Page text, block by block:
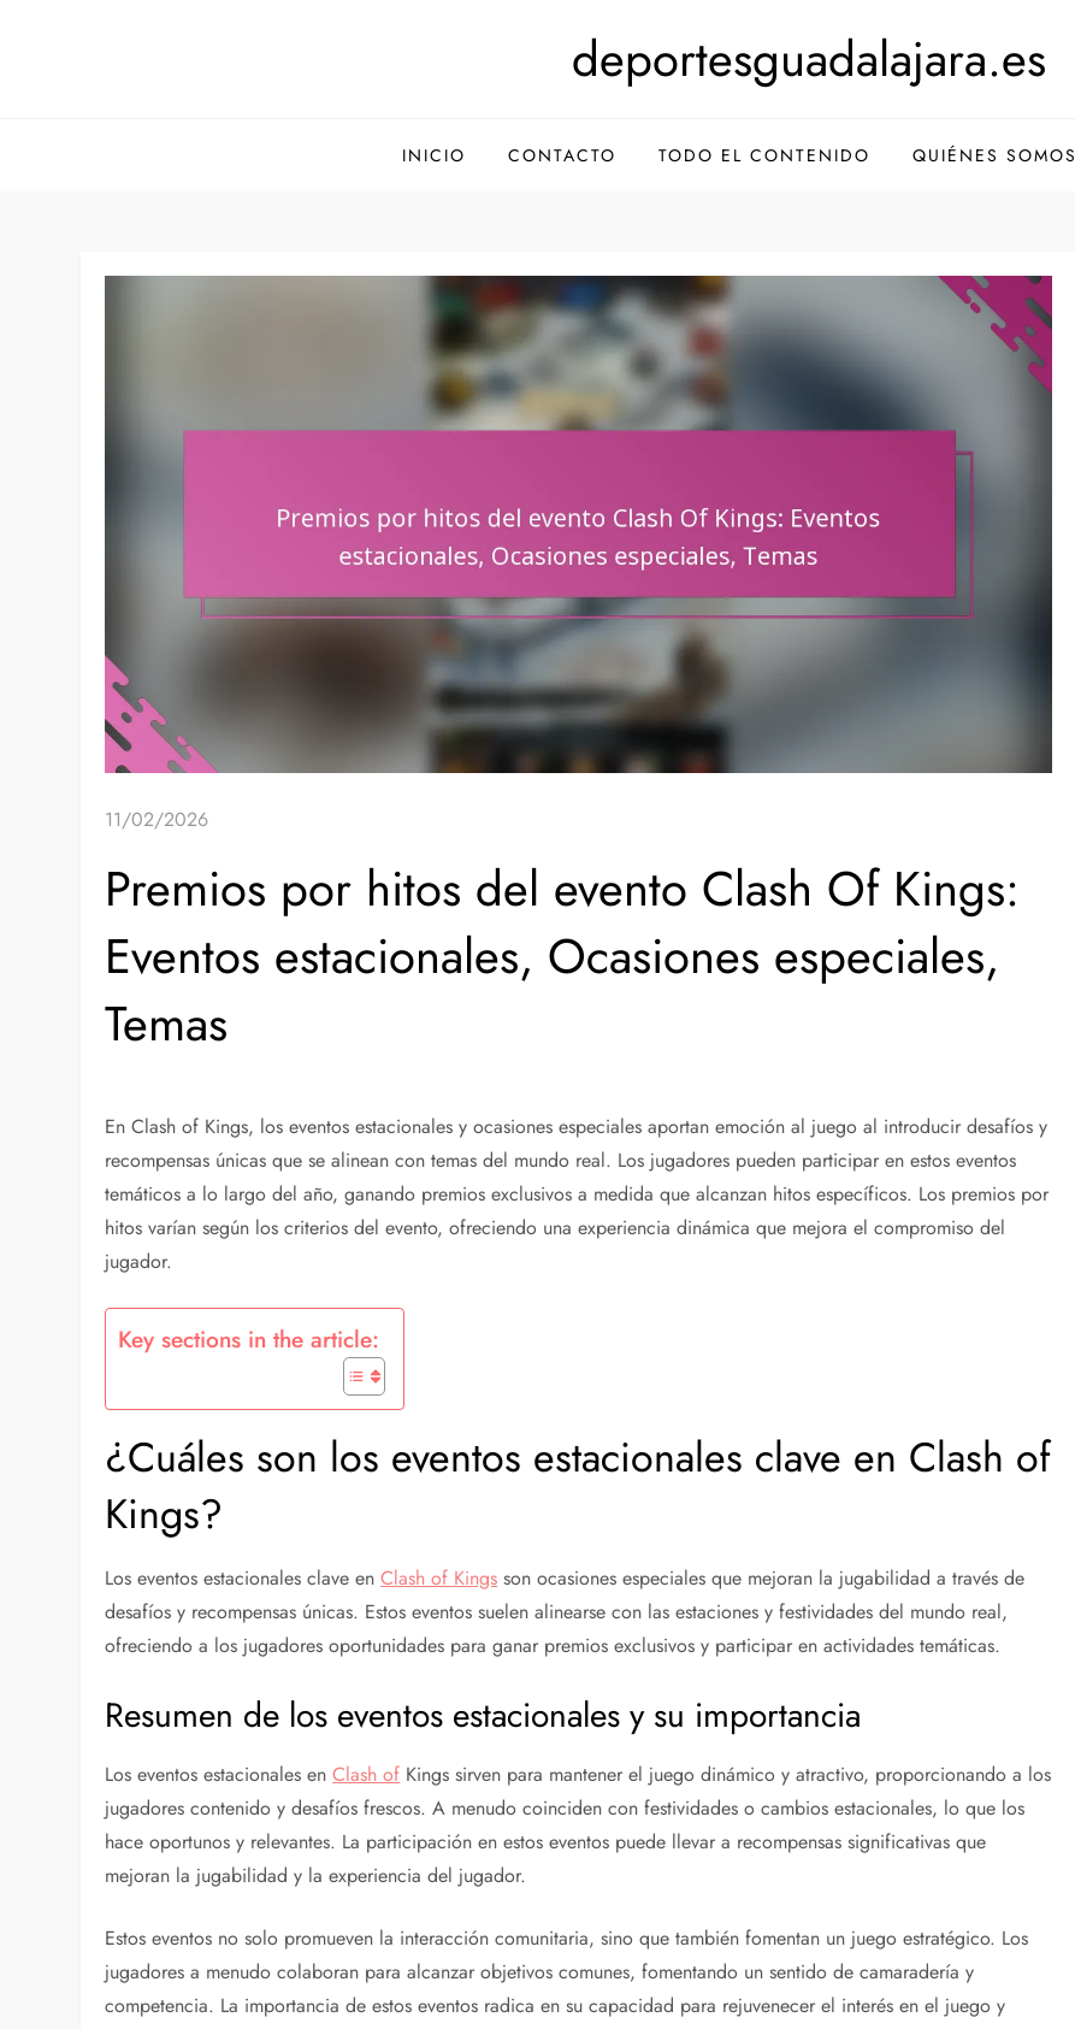
deportesguadalajara.es
INICIO CONTACTO TODO EL CONTENIDO QUIÉNES SOMOS
11/02/2026
Premios por hitos del evento Clash Of Kings:
Eventos estacionales, Ocasiones especiales,
Temas
En Clash of Kings, los eventos estacionales y ocasiones especiales aportan emoción al juego al introducir desafíos y
recompensas únicas que se alinean con temas del mundo real. Los jugadores pueden participar en estos eventos
temáticos a lo largo del año, ganando premios exclusivos a medida que alcanzan hitos específicos. Los premios por
hitos varían según los criterios del evento, ofreciendo una experiencia dinámica que mejora el compromiso del
jugador.
Key sections in the article:
¿Cuáles son los eventos estacionales clave en Clash of
Kings?
Los eventos estacionales clave enClash of Kings son ocasiones especiales que mejoran la jugabilidad a través de
desafíos y recompensas únicas. Estos eventos suelen alinearse con las estaciones y festividades del mundo real,
ofreciendo a los jugadores oportunidades para ganar premios exclusivos y participar en actividades temáticas.
Resumen de los eventos estacionales y su importancia
Los eventos estacionales enClash of Kings sirven para mantener el juego dinámico y atractivo, proporcionando a los
jugadores contenido y desafíos frescos. A menudo coinciden con festividades o cambios estacionales, lo que los
hace oportunos y relevantes. La participación en estos eventos puede llevar a recompensas significativas que
mejoran la jugabilidad y la experiencia del jugador.
Estos eventos no solo promueven la interacción comunitaria, sino que también fomentan un juego estratégico. Los
jugadores a menudo colaboran para alcanzar objetivos comunes, fomentando un sentido de camaradería y
competencia. La importancia de estos eventos radica en su capacidad para rejuvenecer el interés en el juego y